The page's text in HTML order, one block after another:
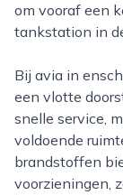
om vooraf een
tankstation in
Bij avia in enschede draait het om toegankelijkheid en
een vlotte
snelle service,
voldoende
brandstoffen
voorzieningen,